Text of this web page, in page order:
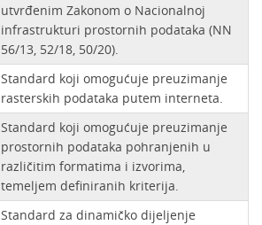
utvrđenim Zakonom o Nacionalnoj
infrastrukturi prostornih podataka (NN
56/13, 52/18, 50/20).
Standard koji omogućuje preuzimanje
rasterskih podataka putem interneta.
Standard koji omogućuje preuzimanje
prostornih podataka pohranjenih u
različitim formatima i izvorima,
temeljem definiranih kriterija.
Standard za dinamičko dijeljenje